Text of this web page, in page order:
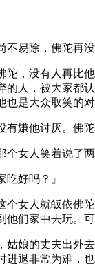
易除，佛陀再没
没有人再比
人，被大家都
是大众取笑的对
他讨厌。佛
人笑着说了
好吗？』
人就皈依佛
们家中去玩。
的丈夫出外
退非常为难，